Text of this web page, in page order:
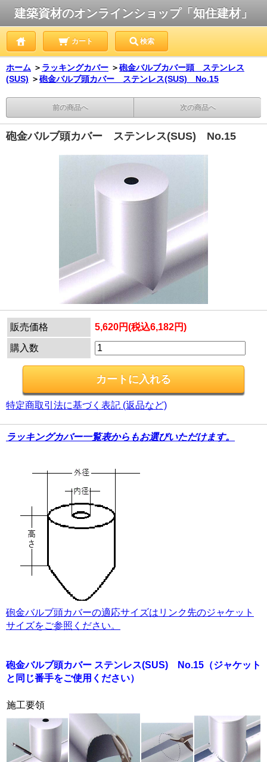
建築資材のオンラインショップ「知住建材」
カート 検索
ホーム ＞ ラッキングカバー ＞砲金バルブカバー頭 ステンレス
(SUS) ＞砲金バルブ頭カバー ステンレス(SUS) No.15
前の商品へ 次の商品へ
砲金バルブ頭カバー ステンレス(SUS) No.15
販売価格 5,620円(税込6,182円)
購入数
特定商取引法に基づく表記 (返品など)
ラッキングカバー一覧表からもお選びいただけます。
砲金バルブ頭カバーの適応サイズはリンク先のジャケット
サイズをご参照ください。
砲金バルブ頭カバー ステンレス(SUS) No.15 （ジャケット
と同じ番手をご使用ください）
施工要領